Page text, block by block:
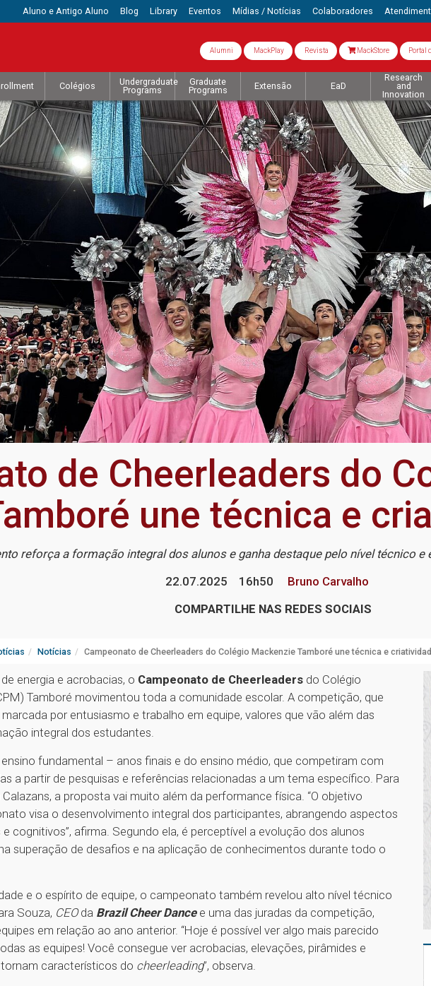
Aluno e Antigo Aluno Blog Library Eventos Mídias / Notícias Colaboradores
Alumni MackPlay Revista MackStore Portal
Colégios
Undergraduate
Programs
Graduate
Programs
Extensão EaD
Research
and
Innovation
de Cheerleaders do
une técnica e
reforça a formação integral dos alunos e ganha destaque pelo nível técnico e
22.07.2025
16h50
Bruno Carvalho
COMPARTILHE NAS REDES SOCIAIS
Notícias Campeonato de Cheerleaders do Colégio Mackenzie Tamboré une técnica e
energia e acrobacias, o Campeonato de Cheerleaders do Colégio
Tamboré movimentou toda a comunidade escolar. A competição, que
marcada por entusiasmo e trabalho em equipe, valores que vão além das
integral dos estudantes.
fundamental – anos finais e do ensino médio, que competiram com
a partir de pesquisas e referências relacionadas a um tema específico. Para
a proposta vai muito além da performance física. “O objetivo
visa o desenvolvimento integral dos participantes, abrangendo aspectos
cognitivos”, afirma. Segundo ela, é perceptível a evolução dos alunos
superação de desafios e na aplicação de conhecimentos durante todo o
e o espírito de equipe, o campeonato também revelou alto nível técnico
Souza, CEOda Brazil Cheer Dancee uma das juradas da competição,
em relação ao ano anterior. “Hoje é possível ver algo mais parecido
as equipes! Você consegue ver acrobacias, elevações, pirâmides e
característicos do cheerleading”, observa.